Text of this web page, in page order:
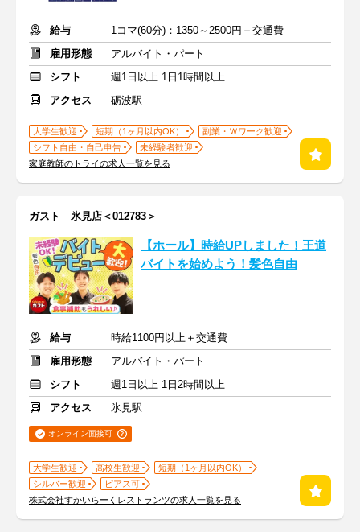
給与
1コマ(60分)：1350～2500円＋交通費
雇用形態
アルバイト・パート
シフト
週1日以上 1日1時間以上
アクセス
砺波駅
大学生歓迎 短期（1ヶ月以内OK）
副業・Ｗワーク歓迎
シフト自由・自己申告
未経験者歓迎
家庭教師のトライの求人一覧を見る
ガスト 氷見店＜012783＞
【ホール】時給UPしました！王道
バイトを始めよう！髪色自由
給与
時給1100円以上＋交通費
雇用形態
アルバイト・パート
シフト
週1日以上 1日2時間以上
アクセス
氷見駅
オンライン面接可
大学生歓迎 高校生歓迎
短期（1ヶ月以内OK）
シルバー歓迎
ピアス可
株式会社すかいらーくレストランツの求人一覧を見る